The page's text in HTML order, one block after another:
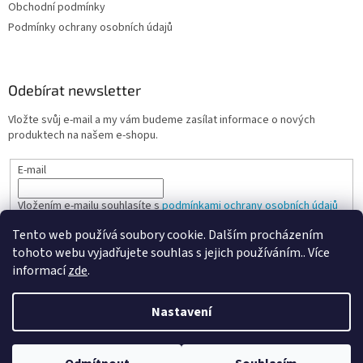
Tento web používá soubory cookie. Dalším procházením
tohoto webu vyjadřujete souhlas s jejich používáním.. Více
informacízde.
Nastavení
Obchodní podmínky
Podmínky ochrany osobních údajů
Odebírat newsletter
Vložte svůj e-mail a my vám budeme zasílat informace o nových
produktech na našem e-shopu.
E-mail
Vložením e-mailu souhlasíte spodmínkami ochrany osobních údajů
PŘIHLÁSIT SE
Vytvořil Shoptet